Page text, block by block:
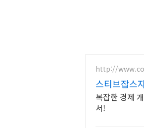
http://
스티브잡스
복잡한 경제
서!